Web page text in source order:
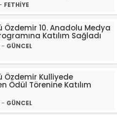
FETHİYE
Özdemir 10. Anadolu Medya
Katılım Sağladı
- GÜNCEL
Özdemir Kulliyede
Ödül Törenine Katılım
- GÜNCEL